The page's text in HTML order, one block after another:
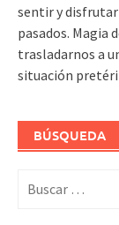
sentir y
pasados. Magia
trasladarnos a
situación
BÚSQUEDA